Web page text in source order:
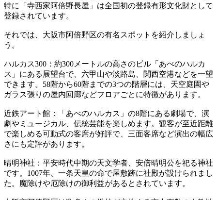
特に「寺西家阿倍野長屋」は全国初の登録有形文化財として
登録されています。
それでは、大阪市阿倍野区の有名スポットを紹介しましょ
う。
ハルカス300：約300メートルの高さのビル「あべのハルカ
ス」にある展望台で、六甲山や淡路島、関西空港などを一望
できます。58階から60階までの3つの階層には、天空庭園や
ガラス張りの屋内回廊などフロアごとに特徴があります。
近鉄アート館：「あべのハルカス」の8階にある劇場で、演
劇やミュージカル、伝統芸能を楽しめます。観客が至近距離
で楽しめる可動式の客席が好評で、三面客席など演出の幅広
さにも定評があります。
晴明神社：平安時代中期の天文学者、安倍晴明公を祀る神社
です。1007年、一条天皇の命で屋敷跡に社殿が設けられまし
た。魔除けや厄除けの御利益があるとされています。